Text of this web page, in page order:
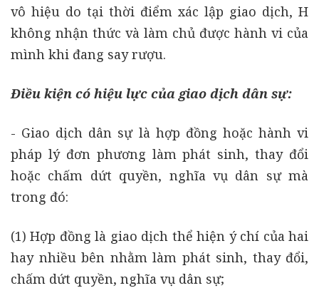
vô hiệu do tại thời điểm xác lập giao dịch, H
không nhận thức và làm chủ được hành vi của
mình khi đang say rượu.
Điều kiện có hiệu lực của giao dịch dân sự:
- Giao dịch dân sự là hợp đồng hoặc hành vi
pháp lý đơn phương làm phát sinh, thay đổi
hoặc chấm dứt quyền, nghĩa vụ dân sự mà
trong đó:
(1) Hợp đồng là giao dịch thể hiện ý chí của hai
hay nhiều bên nhằm làm phát sinh, thay đổi,
chấm dứt quyền, nghĩa vụ dân sự;